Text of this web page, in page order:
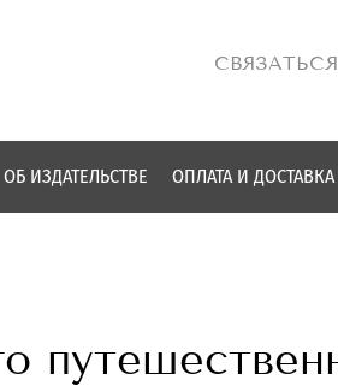
ОБ ИЗДАТЕЛЬСТВЕ ОПЛАТА И ДОСТАВКА